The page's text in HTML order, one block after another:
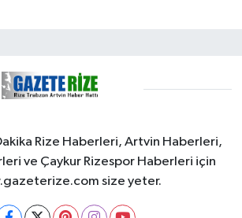
Rize Haberleri, Artvin Haberleri,
ve Çaykur Rizespor Haberleri için
size yeter.